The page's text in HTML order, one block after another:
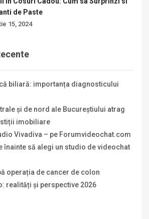
de Paste
15, 2024
biliară: importanța diagnosticului
și de nord ale Bucureștiului atrag
imobiliare
Vivadiva – pe Forumvideochat.com
înainte să alegi un studio de videochat
operația de cancer de colon
realități și perspective 2026